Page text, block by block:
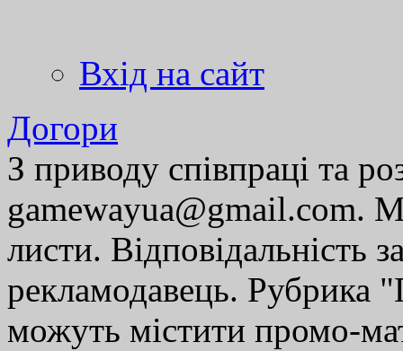
Вхід на сайт
Догори
З приводу співпраці та
gamewayua@gmail.com.
листи. Відповідальність
рекламодавець. Рубрика
можуть містити промо-